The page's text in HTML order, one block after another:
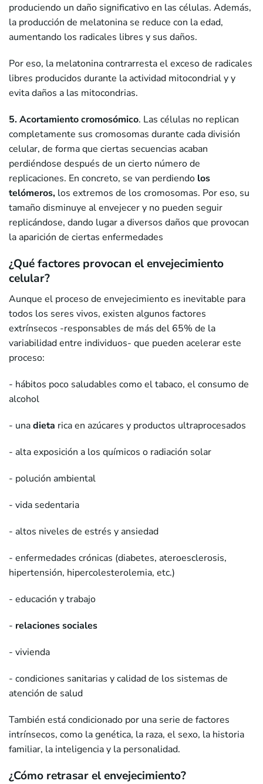
produciendo un daño significativo en las células. Además,
la producción de melatonina se reduce con la edad,
aumentando los radicales libres y sus daños.
Por eso, la melatonina contrarresta el exceso de radicales
libres producidos durante la actividad mitocondrial y y
evita daños a las mitocondrias.
5. Acortamiento cromosómico. Las células no replican
completamente sus cromosomas durante cada división
celular, de forma que ciertas secuencias acaban
perdiéndose después de un cierto número de
replicaciones. En concreto, se van perdiendo los
telómeros, los extremos de los cromosomas. Por eso, su
tamaño disminuye al envejecer y no pueden seguir
replicándose, dando lugar a diversos daños que provocan
la aparición de ciertas enfermedades
¿Qué factores provocan el envejecimiento
celular?
Aunque el proceso de envejecimiento es inevitable para
todos los seres vivos, existen algunos factores
extrínsecos -responsables de más del 65% de la
variabilidad entre individuos- que pueden acelerar este
proceso:
- hábitos poco saludables como el tabaco, el consumo de
alcohol
- unadieta rica en azúcares y productos ultraprocesados
- alta exposición a los químicos o radiación solar
- polución ambiental
- vida sedentaria
- altos niveles de estrés y ansiedad
- enfermedades crónicas (diabetes, ateroesclerosis,
hipertensión, hipercolesterolemia, etc.)
- educación y trabajo
- relaciones sociales
- vivienda
- condiciones sanitarias y calidad de los sistemas de
atención de salud
También está condicionado por una serie de factores
intrínsecos, como la genética, la raza, el sexo, la historia
familiar, la inteligencia y la personalidad.
¿Cómo retrasar el envejecimiento?